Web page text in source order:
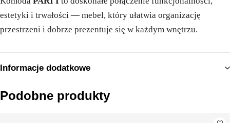
estetyki i trwałości — mebel, który ułatwia organizację
przestrzeni i dobrze prezentuje się w każdym wnętrzu.
Informacje dodatkowe
Podobne produkty